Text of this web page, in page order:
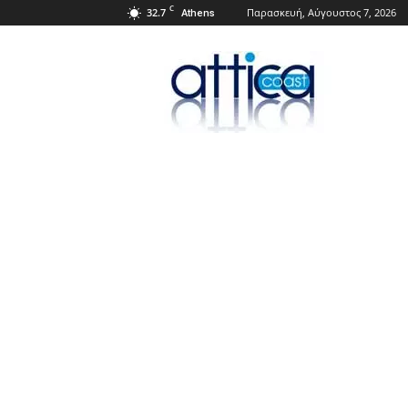
32.7 C Athens Παρασκευή, Αύγουστος 7, 2026
Attica
Coast.gr